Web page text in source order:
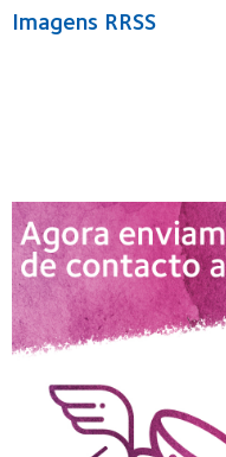
Imagens RRSS